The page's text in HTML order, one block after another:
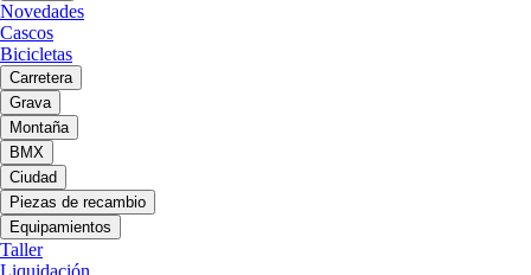
Novedades
Cascos
Bicicletas
Carretera
Grava
Montaña
BMX
Ciudad
Piezas de recambio
Equipamientos
Taller